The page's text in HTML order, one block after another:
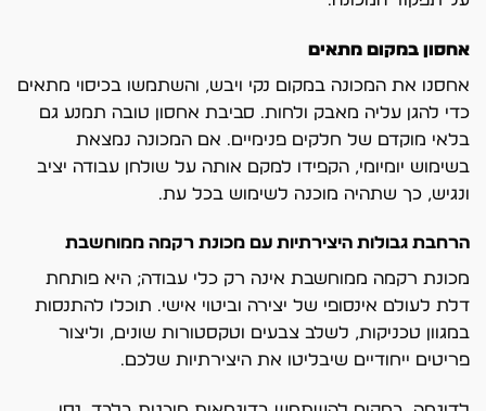
אחסון במקום מתאים
אחסנו את המכונה במקום נקי ויבש, והשתמשו בכיסוי מתאים
כדי להגן עליה מאבק ולחות. סביבת אחסון טובה תמנע גם
בלאי מוקדם של חלקים פנימיים. אם המכונה נמצאת
בשימוש יומיומי, הקפידו למקם אותה על שולחן עבודה יציב
ונגיש, כך שתהיה מוכנה לשימוש בכל עת.
הרחבת גבולות היצירתיות עם מכונת רקמה ממוחשבת
מכונת רקמה ממוחשבת אינה רק כלי עבודה; היא פותחת
דלת לעולם אינסופי של יצירה וביטוי אישי. תוכלו להתנסות
במגוון טכניקות, לשלב צבעים וטקסטורות שונים, וליצור
פריטים ייחודיים שיבליטו את היצירתיות שלכם.